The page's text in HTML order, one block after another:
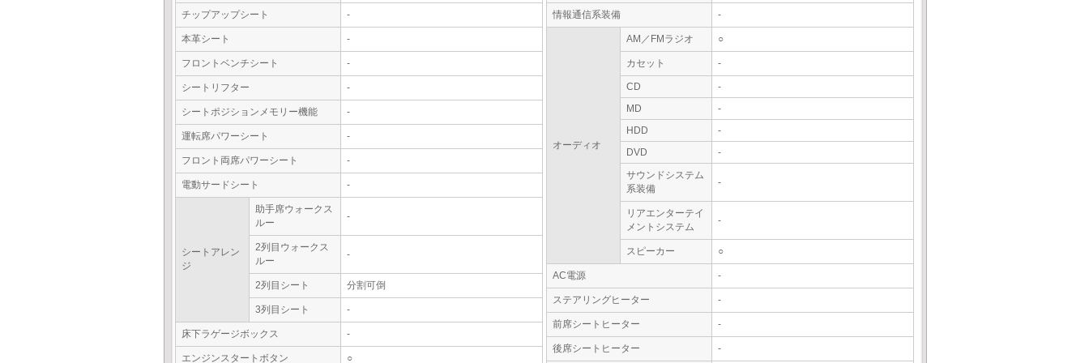
チップアップシート -
本革シート -
フロントベンチシート -
シートリフター -
シートポジションメモリー機能 -
運転席パワーシート -
フロント両席パワーシート -
電動サードシート -
シートアレン
ジ
助手席ウォークス
ルー
-
2列目ウォークス
ルー
-
2列目シート 分割可倒
3列目シート -
床下ラゲージボックス -
エンジンスタートボタン ○
情報通信系装備 -
オーディオ
AM／FMラジオ ○
カセット -
CD
-
MD
-
HDD
-
DVD
-
サウンドシステム
系装備
-
リアエンターテイ
メントシステム
-
スピーカー ○
AC電源 -
ステアリングヒーター -
前席シートヒーター -
後席シートヒーター -